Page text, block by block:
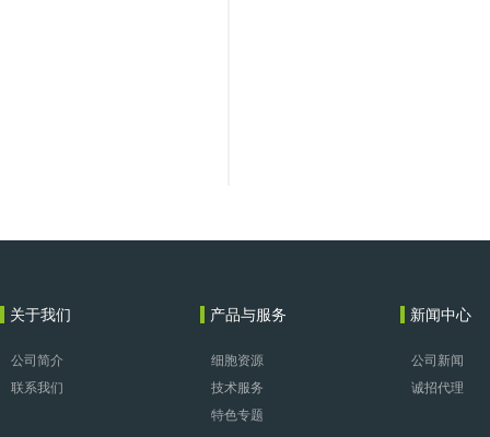
关于我们
公司简介
联系我们
产品与服务
细胞资源
技术服务
特色专题
新闻中心
公司新闻
诚招代理